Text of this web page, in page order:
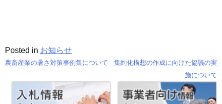
Posted in お知らせ
農畜産業の暑さ対策事例集について
集約化構想の作成に向けた協議の実
施について